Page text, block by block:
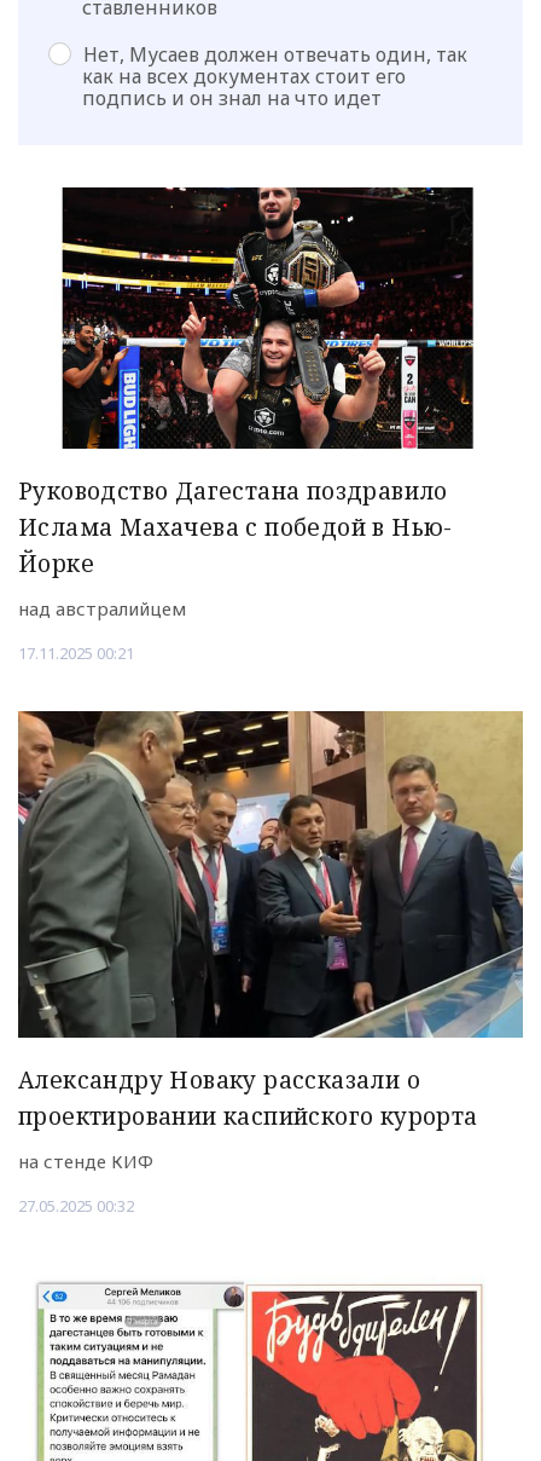
Руководство Дагестана поздравило
Ислама Махачева с победой в Нью-
Йорке
над австралийцем
17.11.2025 00:21
Александру Новаку рассказали о
проектировании каспийского курорта
на стенде КИФ
27.05.2025 00:32
ставленников
Нет, Мусаев должен отвечать один, так
как на всех документах стоит его
подпись и он знал на что идет